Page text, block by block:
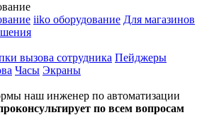
iiko оборудование Для магазинов
вызова сотрудника Пейджеры
Часы Экраны
наш инженер по автоматизации
по всем вопросам